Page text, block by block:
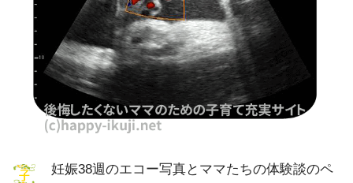
妊娠38週のエコー写真とママたちの体験談のペ